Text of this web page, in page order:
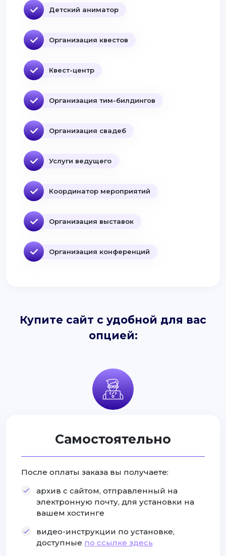
Детский аниматор
Организация квестов
Квест-центр
Организация тим-билдингов
Организация свадеб
Услуги ведущего
Координатор мероприятий
Организация выставок
Организация конференций
Купите сайт с удобной для вас
опцией:
Самостоятельно
После оплаты заказа вы получаете:
архив с сайтом, отправленный на
электронную почту, для установки на
вашем хостинге
видео-инструкции по установке,
доступные по ссылке здесь